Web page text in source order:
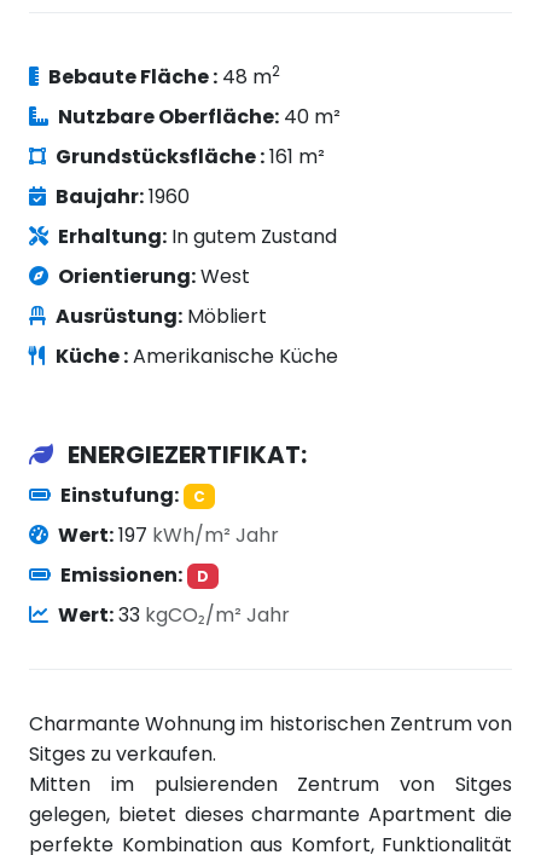
Bebaute Fläche : 48 m2
Nutzbare Oberfläche: 40 m²
Grundstücksfläche :161 m²
Baujahr:1960
Erhaltung: In gutem Zustand
Orientierung:West
Ausrüstung: Möbliert
Küche :Amerikanische Küche
ENERGIEZERTIFIKAT:
Einstufung: C
Wert:197 kWh/m² Jahr
Emissionen:
D
Wert:33 kgCO₂/m² Jahr
Charmante Wohnung im historischen Zentrum von
Sitges zu verkaufen.
Mitten im pulsierenden Zentrum von Sitges
gelegen, bietet dieses charmante Apartment die
perfekte Kombination aus Komfort, Funktionalität